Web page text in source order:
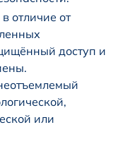
отличие от
доступ и
или